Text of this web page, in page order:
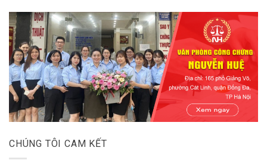
CHÚNG TÔI CAM KẾT